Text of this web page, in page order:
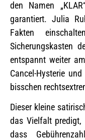
den Namen
garantiert. Julia
Fakten
Sicherungskasten
entspannt weiter
Cancel-Hysterie
bisschen
Dieser kleine
das Vielfalt
dass